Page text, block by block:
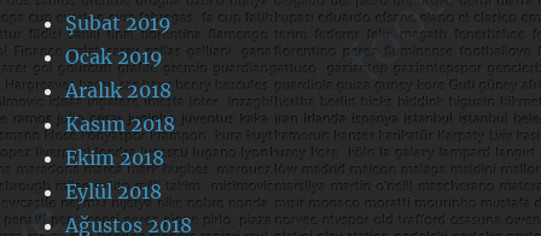
Şubat 2019
Ocak 2019
Aralık 2018
Kasım 2018
Ekim 2018
Eylül 2018
Ağustos 2018